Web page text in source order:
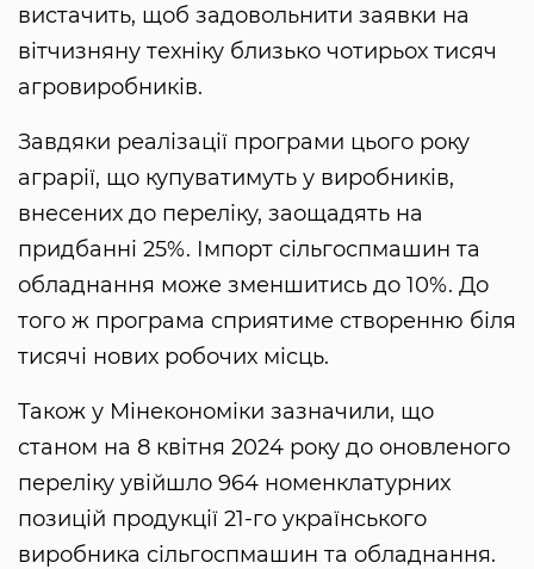
вистачить, щоб задовольнити заявки на
вітчизняну техніку близько чотирьох тисяч
агровиробників.
Завдяки реалізації програми цього року
аграрії, що купуватимуть у виробників,
внесених до переліку, заощадять на
придбанні 25%. Імпорт сільгоспмашин та
обладнання може зменшитись до 10%. До
того ж програма сприятиме створенню біля
тисячі нових робочих місць.
Також у Мінекономіки зазначили, що
станом на 8 квітня 2024 року до оновленого
переліку увійшло 964 номенклатурних
позицій продукції 21-го українського
виробника сільгоспмашин та обладнання.